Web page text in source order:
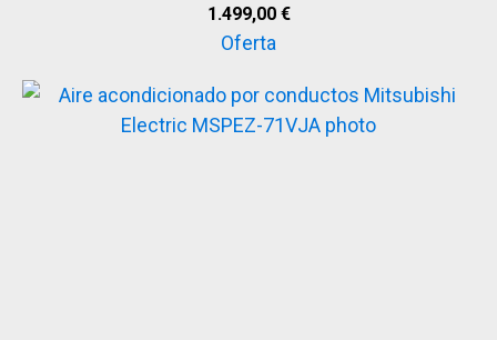
El
precio
era:
1.618,95 €.
1.499,00 €El
es:
1.499,00 €.
Oferta